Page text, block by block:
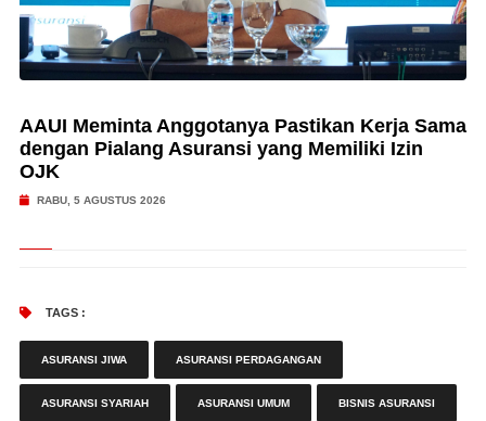
AAUI Meminta Anggotanya Pastikan Kerja Sama
dengan Pialang Asuransi yang Memiliki Izin
OJK
RABU, 5 AGUSTUS 2026
TAGS :
ASURANSI JIWA ASURANSI PERDAGANGAN
ASURANSI SYARIAH ASURANSI UMUM BISNIS ASURANSI